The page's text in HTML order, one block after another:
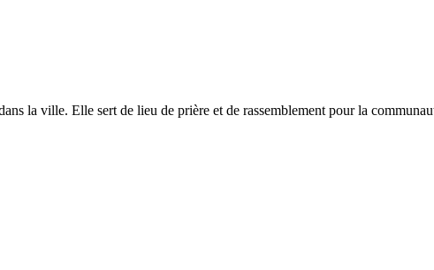
la ville. Elle sert de lieu de prière et de rassemblement pour la